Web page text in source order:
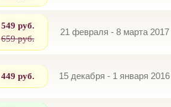
549 руб.
659 руб.
21 февраля - 8 марта 2017
449 руб. 15 декабря - 1 января 2016